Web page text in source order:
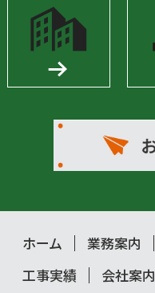
ホーム 業務案内
工事実績
会社案内